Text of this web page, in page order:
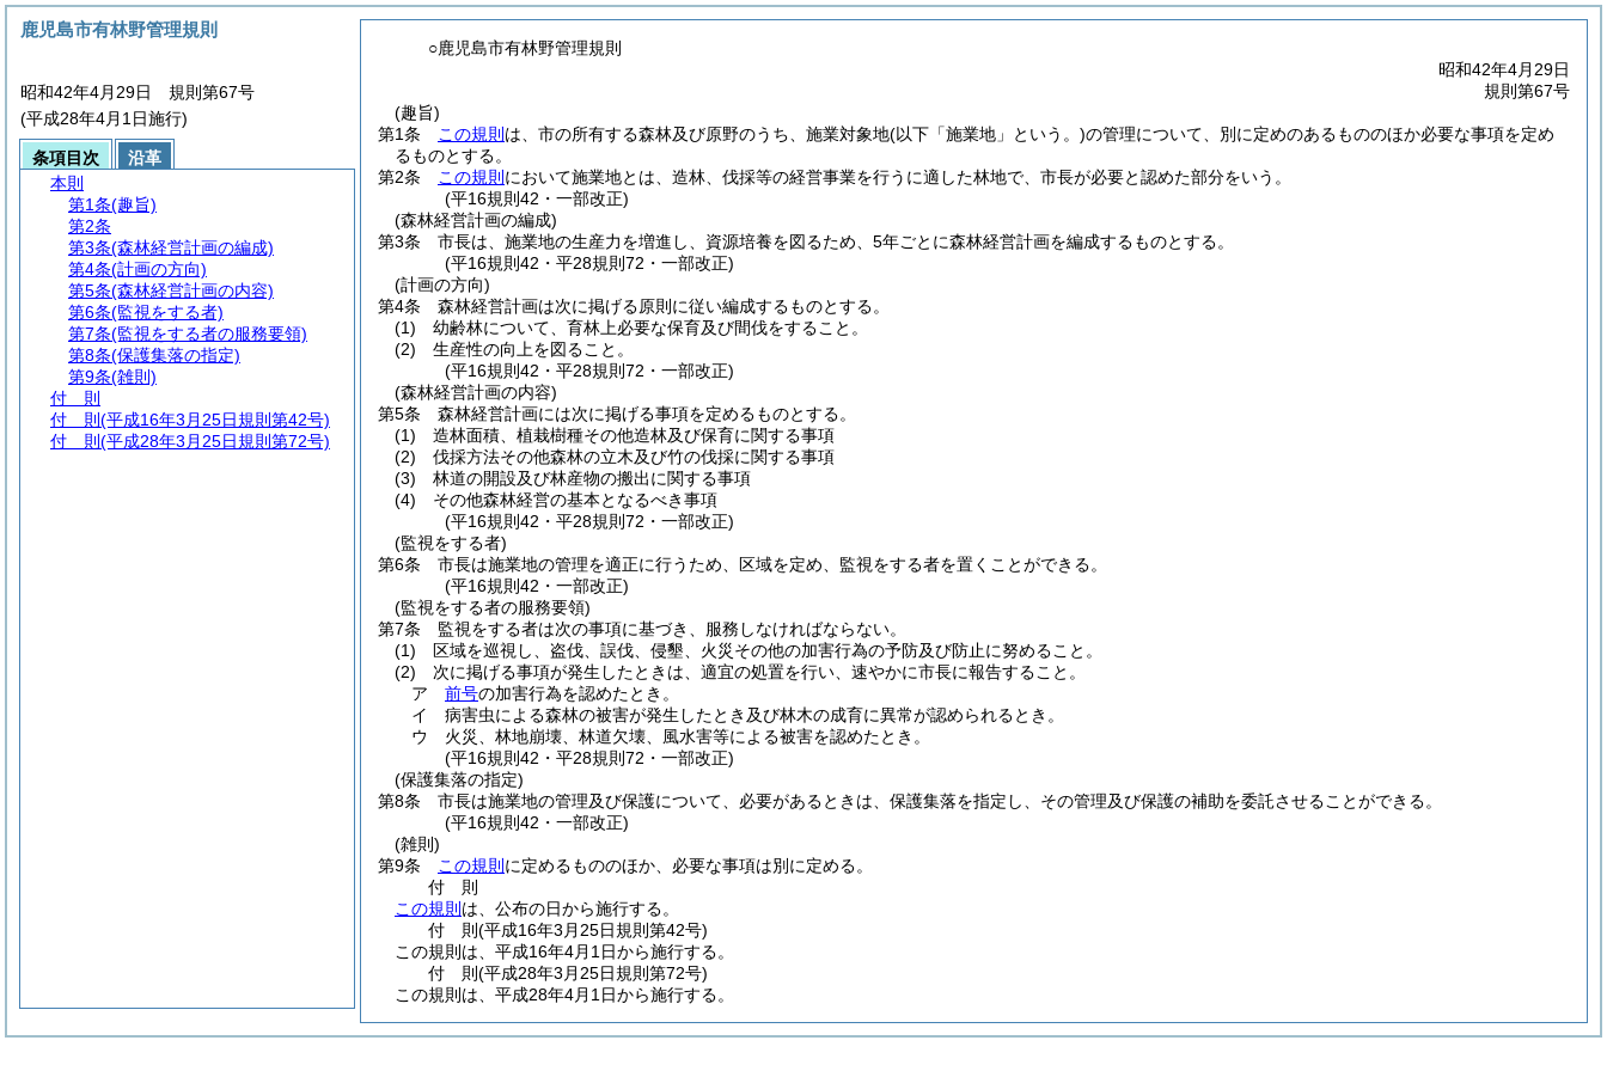
○鹿児島市有林野管理規則
昭和42年4月29日
規則第67号
(趣旨)
第1条
この規則 は、市の所有する森林及び原野のうち、施業対象地(以下「施業地」という。)の管理について、別に定めのあるもののほか必要な事項を定め
るものとする。
第2条
この規則 において施業地とは、造林、伐採等の経営事業を行うに適した林地で、市長が必要と認めた部分をいう。
(平16規則42・一部改正)
(森林経営計画の編成)
第3条
市長は、施業地の生産力を増進し、資源培養を図るため、5年ごとに森林経営計画を編成するものとする。
(平16規則42・平28規則72・一部改正)
(計画の方向)
第4条
森林経営計画は次に掲げる原則に従い編成するものとする。
(1)
幼齢林について、育林上必要な保育及び間伐をすること。
(2)
生産性の向上を図ること。
(平16規則42・平28規則72・一部改正)
(森林経営計画の内容)
第5条
森林経営計画には次に掲げる事項を定めるものとする。
(1)
造林面積、植栽樹種その他造林及び保育に関する事項
(2)
伐採方法その他森林の立木及び竹の伐採に関する事項
(3)
林道の開設及び林産物の搬出に関する事項
(4)
その他森林経営の基本となるべき事項
(平16規則42・平28規則72・一部改正)
(監視をする者)
第6条
市長は施業地の管理を適正に行うため、区域を定め、監視をする者を置くことができる。
(平16規則42・一部改正)
(監視をする者の服務要領)
第7条
監視をする者は次の事項に基づき、服務しなければならない。
(1)
区域を巡視し、盗伐、誤伐、侵墾、火災その他の加害行為の予防及び防止に努めること。
(2)
次に掲げる事項が発生したときは、適宜の処置を行い、速やかに市長に報告すること。
ア
前号の加害行為を認めたとき。
イ
病害虫による森林の被害が発生したとき及び林木の成育に異常が認められるとき。
ウ
火災、林地崩壊、林道欠壊、風水害等による被害を認めたとき。
(平16規則42・平28規則72・一部改正)
(保護集落の指定)
第8条
市長は施業地の管理及び保護について、必要があるときは、保護集落を指定し、その管理及び保護の補助を委託させることができる。
(平16規則42・一部改正)
(雑則)
第9条
この規則 に定めるもののほか、必要な事項は別に定める。
付 則
この規則 は、公布の日から施行する。
付 則(平成16年3月25日規則第42号)
この規則は、平成16年4月1日から施行する。
付 則(平成28年3月25日規則第72号)
この規則は、平成28年4月1日から施行する。
鹿児島市有林野管理規則
昭和42年4月29日 規則第67号
(平成28年4月1日施行)
条項目次
沿革
本則
第1条(趣旨)
第2条
第3条(森林経営計画の編成)
第4条(計画の方向)
第5条(森林経営計画の内容)
第6条(監視をする者)
第7条(監視をする者の服務要領)
第8条(保護集落の指定)
第9条(雑則)
付 則
付 則 (平成16年3月25日規則第42号)
付 則 (平成28年3月25日規則第72号)